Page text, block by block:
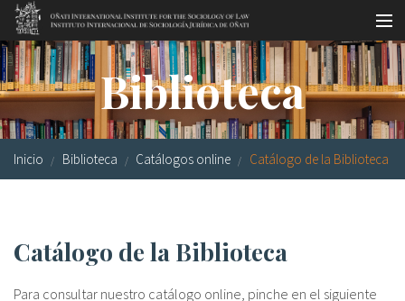
Pasar al contenido principal
Master oficial
Workshops
Visitas
Biblioteca
Sociología jurídica
Becas
Biblioteca
Inicio Biblioteca Catálogos online Catálogo de la Biblioteca
Catálogo de la Biblioteca
Para consultar nuestro catálogo online, pinche en el siguiente